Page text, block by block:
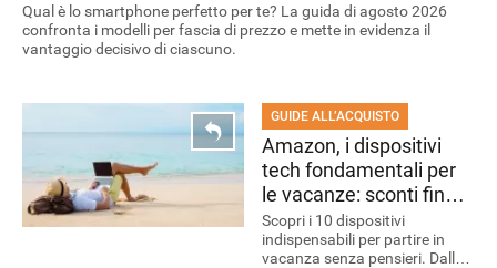
Qual è lo smartphone perfetto per te? La guida di agosto 2026
confronta i modelli per fascia di prezzo e mette in evidenza il
vantaggio decisivo di ciascuno.
GUIDE ALL’ACQUISTO
Amazon, i dispositivi
tech fondamentali per
le vacanze: sconti fino
all'80%
Scopri i 10 dispositivi
indispensabili per partire in
vacanza senza pensieri. Dalla